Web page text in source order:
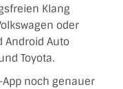
Klang
oder
Android Auto
Toyota.
noch genauer